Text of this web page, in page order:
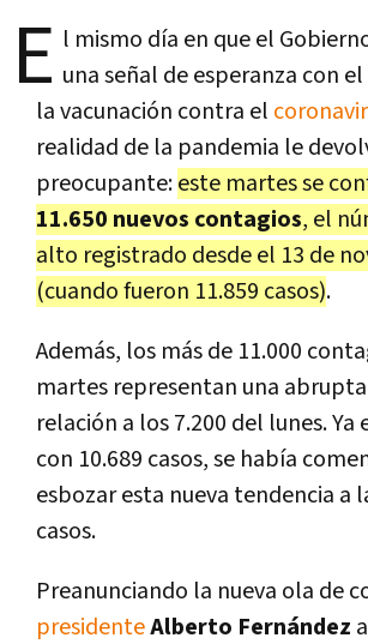
E l mismo día en que el
una señal de esperanza con
la vacunación contra el
realidad de la pandemia le
preocupante:este martes se
11.650 nuevos contagios, el
alto registrado desde el 13 de
(cuando fueron 11.859 casos).
Además, los más de 11.000
martes representan una
relación a los 7.200 del lunes. Ya
con 10.689 casos, se había
esbozar esta nueva tendencia a
casos.
Preanunciando la nueva ola de
presidenteAlberto Fernández